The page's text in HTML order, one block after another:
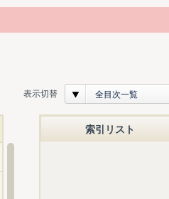
表示切替 全目次一覧
索引リスト